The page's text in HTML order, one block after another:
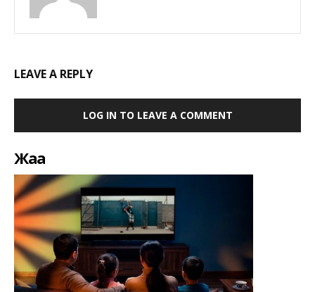
LEAVE A REPLY
LOG IN TO LEAVE A COMMENT
Жаңа